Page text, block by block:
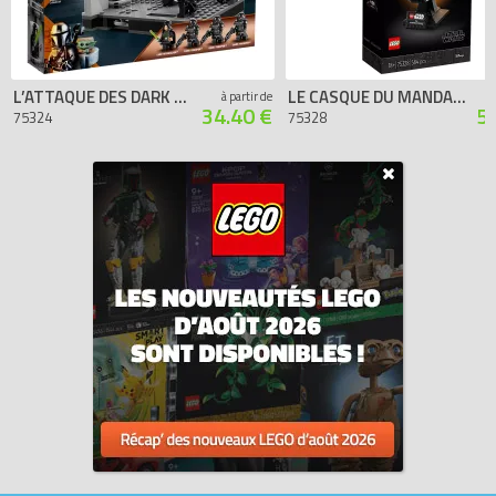
L’ATTAQUE DES DARK TROOPERS
75324
à partir de
34.40 €
LE CASQUE DU MANDALORIEN
75328